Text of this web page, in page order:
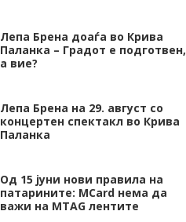
Лепа Брена доаѓа во Крива
Паланка – Градот е подготвен,
а вие?
Лепа Брена на 29. август со
концертен спектакл во Крива
Паланка
Од 15 јуни нови правила на
патарините: MCard нема да
важи на MTAG лентите